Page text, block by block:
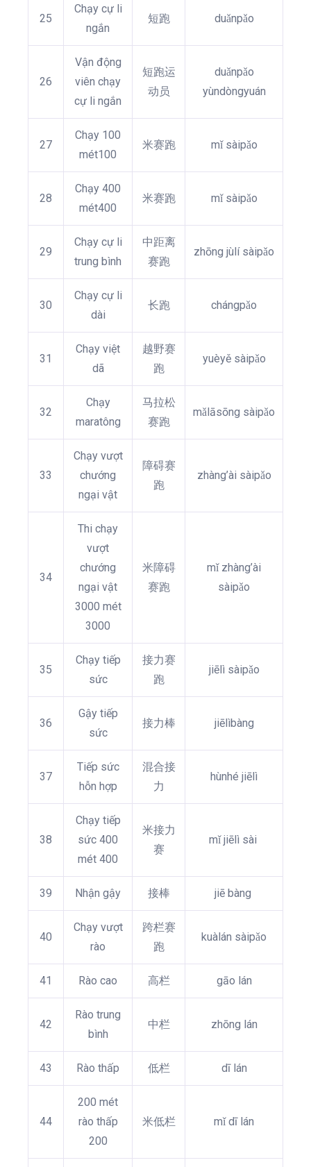
25
Chạy cự li
ngắn
短跑 duǎnpǎo
26
Vận động
viên chạy
cự li ngắn
短跑运
动员
duǎnpǎo
yùndòngyuán
27
Chạy 100
mét100
米赛跑 mǐ sàipǎo
28
Chạy 400
mét400
米赛跑 mǐ sàipǎo
29
Chạy cự li
trung bình
中距离
赛跑
zhōng jùlí sàipǎo
30
Chạy cự li
dài
长跑 chángpǎo
31
Chạy việt
dã
越野赛
跑
yuèyě sàipǎo
32
Chạy
maratông
马拉松
赛跑
mǎlāsōng sàipǎo
33
Chạy vượt
chướng
ngại vật
障碍赛
跑
zhàng’ài sàipǎo
34
Thi chạy
vượt
chướng
ngại vật
3000 mét
3000
米障碍
赛跑
mǐ zhàng’ài
sàipǎo
35
Chạy tiếp
sức
接力赛
跑
jiēlì sàipǎo
36
Gậy tiếp
sức
接力棒 jiēlìbàng
37
Tiếp sức
hỗn hợp
混合接
力
hùnhé jiēlì
38
Chạy tiếp
sức 400
mét 400
米接力
赛
mǐ jiēlì sài
39 Nhận gậy 接棒 jiē bàng
40
Chạy vượt
rào
跨栏赛
跑
kuàlán sàipǎo
41 Rào cao 高栏 gāo lán
42
Rào trung
bình
中栏 zhōng lán
43 Rào thấp 低栏 dī lán
44
200 mét
rào thấp
200
米低栏 mǐ dī lán